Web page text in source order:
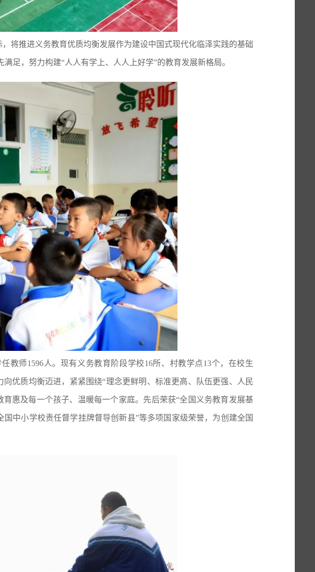
将推进义务教育优质均衡发展作为建设中国式现代化临泽实践的基础
足，努力构建“人人有学上、人人上好学”的教育发展新格局。
教师1596人。现有义务教育阶段学校16所、村教学点13个，在校生
优质均衡迈进，紧紧围绕“理念更鲜明、标准更高、队伍更强、人民
惠及每一个孩子、温暖每一个家庭。先后荣获“全国义务教育发展基
中小学校责任督学挂牌督导创新县”等多项国家级荣誉，为创建全国